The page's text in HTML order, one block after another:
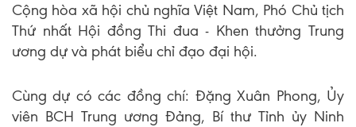
Cộng hòa xã hội chủ nghĩa Việt Nam, Phó Chủ tịch
Thứ nhất Hội đồng Thi đua - Khen thưởng Trung
ương dự và phát biểu chỉ đạo đại hội.
Cùng dự có các đồng chí: Đặng Xuân Phong, Ủy
viên BCH Trung ương Đảng, Bí thư Tỉnh ủy Ninh